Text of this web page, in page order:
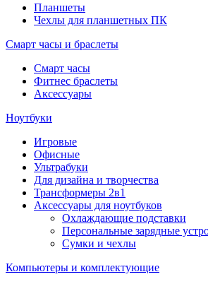
Планшеты
Чехлы для планшетных ПК
Смарт часы и браслеты
Смарт часы
Фитнес браслеты
Аксессуары
Ноутбуки
Игровые
Офисные
Ультрабуки
Для дизайна и творчества
Трансформеры 2в1
Аксессуары для ноутбуков
Охлаждающие подставки
Персональные зарядные
Сумки и чехлы
Компьютеры и комплектующие